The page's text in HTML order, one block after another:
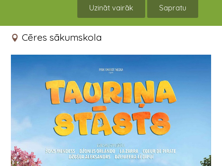
Uzināt vairāk Sapratu
24.01.2024 12:00 - 13:30
Cēres sākumskola